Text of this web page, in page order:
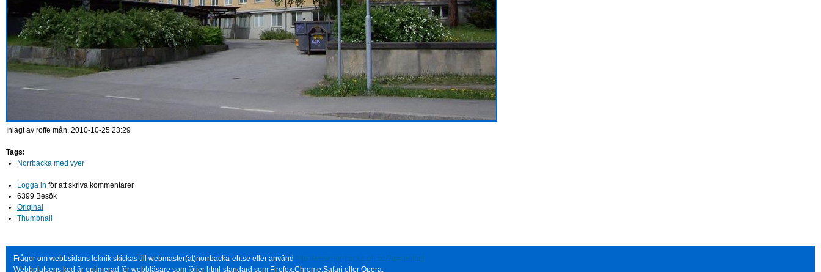
Inlagt av roffe mån, 2010-10-25 23:29
Tags:
Norrbacka med vyer
Logga in för att skriva kommentarer
6399 Besök
Original
Thumbnail
Frågor om webbsidans teknik skickas till webmaster(at)norrbacka-eh.se eller använd http://www.norrbacka-eh.se/?q=contact
Webbplatsens kod är optimerad för webbläsare som följer html-standard som Firefox,Chrome,Safari eller Opera.